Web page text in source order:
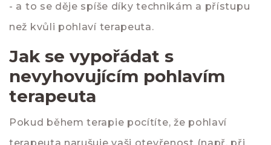
- a to se děje spíše díky technikám a přístupu
než kvůli pohlaví terapeuta.
Jak se vypořádat s
nevyhovujícím pohlavím
terapeuta
Pokud během terapie pocítíte, že pohlaví